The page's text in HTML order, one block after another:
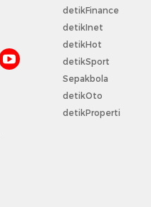
detikFinance
detikInet
detikHot
detikSport
Sepakbola
detikOto
detikProperti